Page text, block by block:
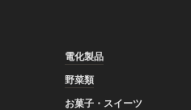
電化製品
野菜類
お菓子・スイーツ